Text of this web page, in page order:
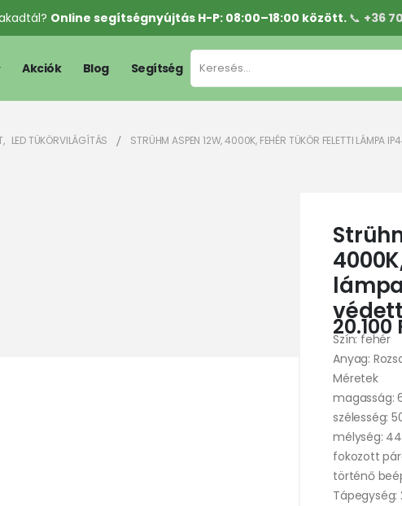
Online segítségnyújtás H-P: 08:00–18:00 között. 📞 +36
Akciók Blog Segítség
, LED TÜKÖRVILÁGÍTÁS STRÜHM ASPEN 12W, 4000K, FEHÉR TÜKÖR FELETTI LÁMPA
20.100
Szín: fehér
Anyag:
Méretek
magasság:
szélesség:
mélység:
fokozott
történő
Tápegység: